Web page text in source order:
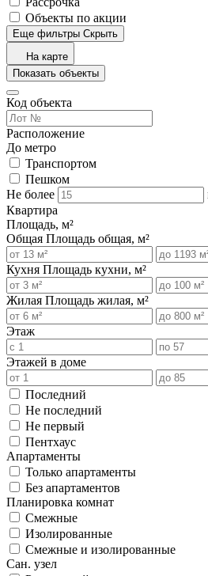
Объекты по акции
Еще фильтры Скрыть
На карте
Показать объекты
Код объекта
Расположение
До метро
Транспортом
Пешком
Не более
Квартира
Площадь, м²
Общая Площадь общая, м²
Кухня Площадь кухни, м²
Жилая Площадь жилая, м²
Этаж
Этажей в доме
Последний
Не последний
Не первый
Пентхаус
Апартаменты
Только апартаменты
Без апартаментов
Планировка комнат
Смежные
Изолированные
Смежные и изолированные
Сан. узел